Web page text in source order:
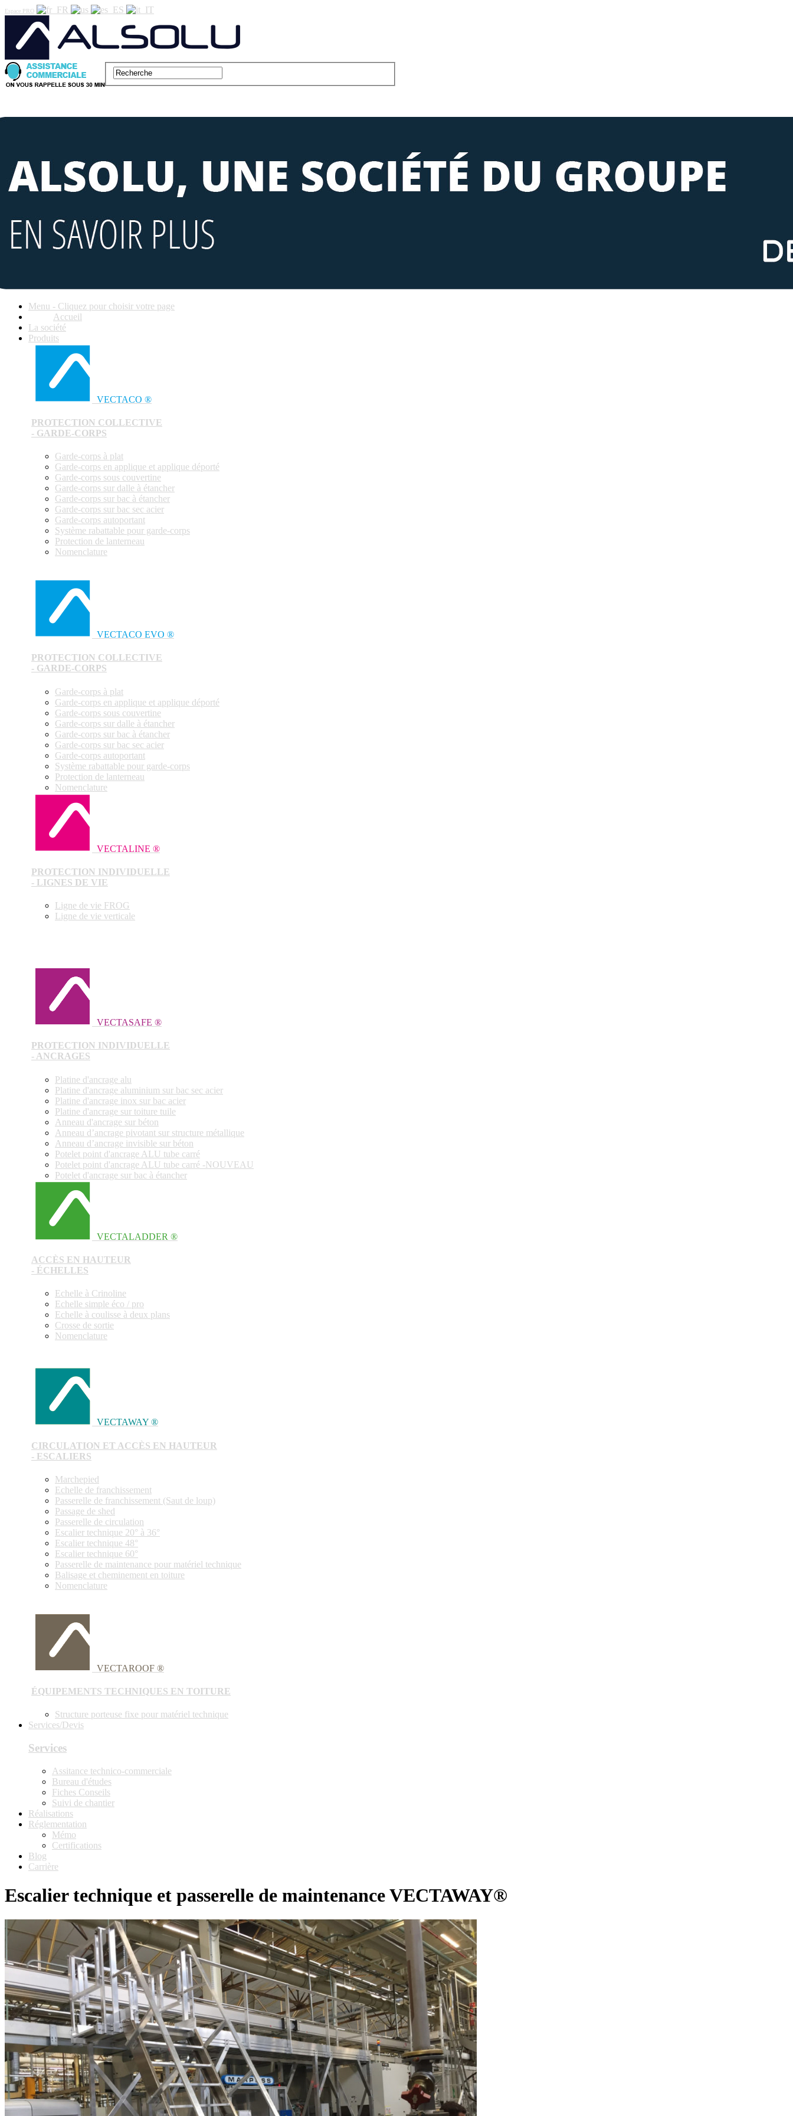
Espace PRO
Menu - Cliquez pour choisir votre page
Accueil
La société
Produits
VECTACO ®
PROTECTION COLLECTIVE
- GARDE-CORPS
Garde-corps à plat
Garde-corps en applique et applique déporté
Garde-corps sous couvertine
Garde-corps sur dalle à étancher
Garde-corps sur bac à étancher
Garde-corps sur bac sec acier
Garde-corps autoportant
Système rabattable pour garde-corps
Protection de lanterneau
Nomenclature
VECTACO EVO ®
PROTECTION COLLECTIVE
- GARDE-CORPS
Garde-corps à plat
Garde-corps en applique et applique déporté
Garde-corps sous couvertine
Garde-corps sur dalle à étancher
Garde-corps sur bac à étancher
Garde-corps sur bac sec acier
Garde-corps autoportant
Système rabattable pour garde-corps
Protection de lanterneau
Nomenclature
VECTALINE ®
PROTECTION INDIVIDUELLE
- LIGNES DE VIE
Ligne de vie FROG
Ligne de vie verticale
VECTASAFE ®
PROTECTION INDIVIDUELLE
- ANCRAGES
Platine d'ancrage alu
Platine d'ancrage aluminium sur bac sec acier
Platine d'ancrage inox sur bac acier
Platine d'ancrage sur toiture tuile
Anneau d'ancrage sur béton
Anneau d’ancrage pivotant sur structure métallique
Anneau d’ancrage invisible sur béton
Potelet point d'ancrage ALU tube carré
Potelet point d'ancrage ALU tube carré -NOUVEAU
Potelet d'ancrage sur bac à étancher
VECTALADDER ®
ACCÈS EN HAUTEUR
- ÉCHELLES
Echelle à Crinoline
Echelle simple éco / pro
Echelle à coulisse à deux plans
Crosse de sortie
Nomenclature
VECTAWAY ®
CIRCULATION ET ACCÈS EN HAUTEUR
- ESCALIERS
Marchepied
Echelle de franchissement
Passerelle de franchissement (Saut de loup)
Passage de shed
Passerelle de circulation
Escalier technique 20° à 36°
Escalier technique 48°
Escalier technique 60°
Passerelle de maintenance pour matériel technique
Balisage et cheminement en toiture
Nomenclature
VECTAROOF ®
ÉQUIPEMENTS TECHNIQUES EN TOITURE
Structure porteuse fixe pour matériel technique
Services/Devis
Services
Assitance technico-commerciale
Bureau d'études
Fiches Conseils
Suivi de chantier
Réalisations
Réglementation
Mémo
Certifications
Blog
Carrière
Escalier technique et passerelle de maintenance VECTAWAY®